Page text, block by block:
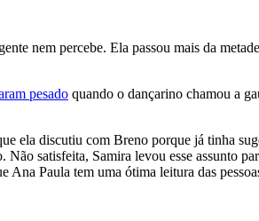
nem percebe. Ela passou mais da
pesado quando o dançarino chamou a
ela discutiu com Breno porque já tinha
satisfeita, Samira levou esse assunto
Paula tem uma ótima leitura das